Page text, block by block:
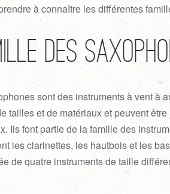
à connaître les différentes
des
sont des instruments à vent à
tailles et de matériaux et peuvent
Ils font partie de la famille des
les clarinettes, les hautbois et les
de quatre instruments de taille